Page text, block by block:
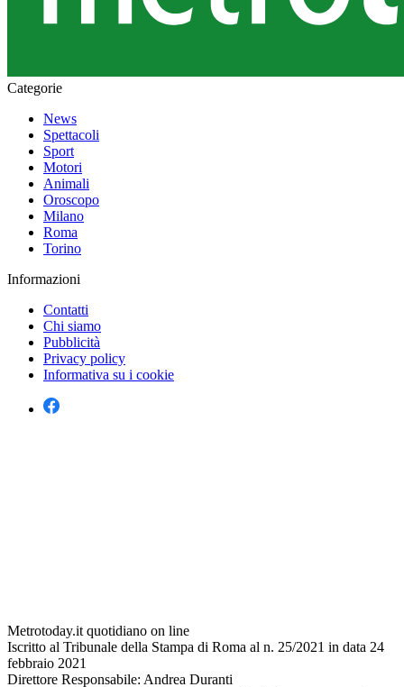
Categorie
News
Spettacoli
Sport
Motori
Animali
Oroscopo
Milano
Roma
Torino
Informazioni
Contatti
Chi siamo
Pubblicità
Privacy policy
Informativa su i cookie
Metrotoday.it quotidiano on line
Iscritto al Tribunale della Stampa di Roma al n. 25/2021 in data 24
febbraio 2021
Direttore Responsabile: Andrea Duranti